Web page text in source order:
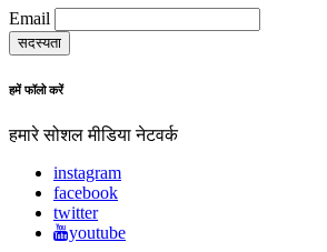
Email
हमें फॉलो करें
हमारे सोशल मीडिया नेटवर्क
instagram
facebook
twitter
youtube